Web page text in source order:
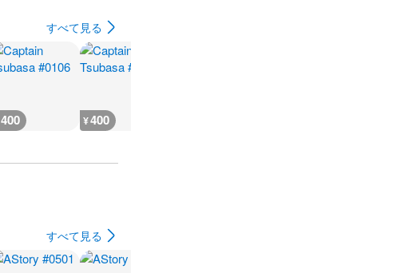
すべて見る
400 ¥400
すべて見る